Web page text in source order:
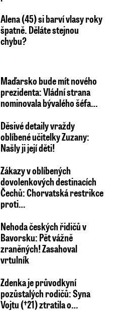
Alena (45) si barví vlasy roky
špatně. Děláte stejnou
chybu?
Maďarsko bude mít nového
prezidenta: Vládní strana
nominovala bývalého šéfa…
Děsivé detaily vraždy
oblíbené učitelky Zuzany:
Našly ji její děti!
Zákazy v oblíbených
dovolenkových destinacích
Čechů: Chorvatská restrikce
proti…
Nehoda českých řidičů v
Bavorsku: Pět vážně
zraněných! Zasahoval
vrtulník
Zdenka je průvodkyní
pozůstalých rodičů: Syna
Vojtu (†21) ztratila o…